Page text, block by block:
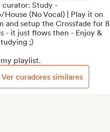
curator: Study -
House (No Vocal) | Play it on
and setup the Crossfade for 8
- it just flows then - Enjoy &
;)
playlist.
Ver curadores similares